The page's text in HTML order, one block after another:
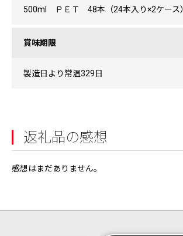
500ml ＰＥＴ 48本（24本入り×2ケース）
賞味期限
製造日より常温329日
返礼品の感想
感想はまだありません。